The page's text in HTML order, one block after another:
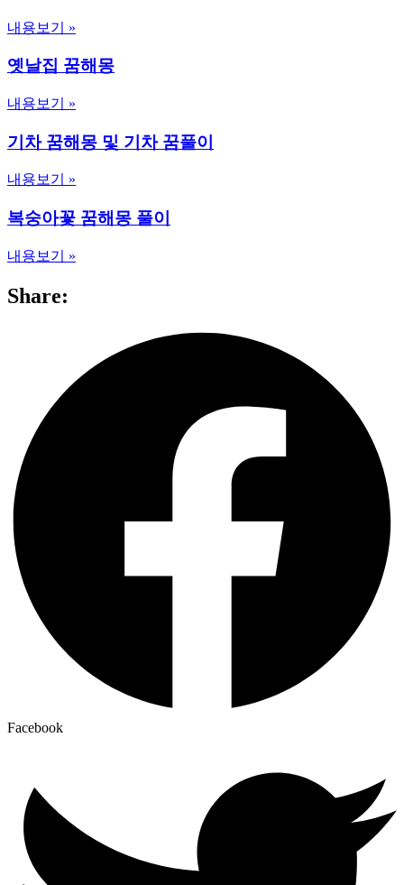
내용보기 »
옛날집 꿈해몽
내용보기 »
기차 꿈해몽 및 기차 꿈풀이
내용보기 »
복숭아꽃 꿈해몽 풀이
내용보기 »
Share:
Facebook